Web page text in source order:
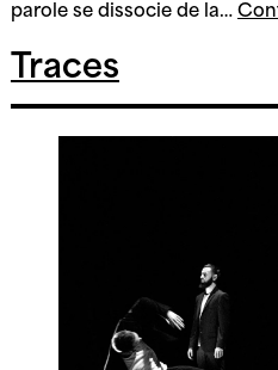
parole se dissocie de la…
Traces